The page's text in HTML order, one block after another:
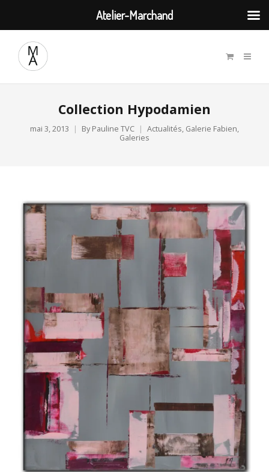
Collection Hypodamien
mai 3, 2013 By Pauline TVC Actualités, Galerie Fabien,
Galeries
Atelier-Marchand